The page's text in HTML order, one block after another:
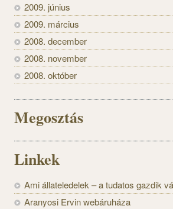
2009. június
2009. március
2008. december
2008. november
2008. október
Megosztás
Linkek
Ami állateledelek – a tudatos gazdik
Aranyosi Ervin webáruháza